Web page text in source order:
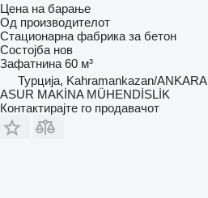
Цена на барање
Од производителот
Стационарна фабрика за бетон
Состојба нов
Зафатнина 60 м³
Турција, Kahramankazan/ANKARA
ASUR MAKİNA MÜHENDİSLİK
Контактирајте го продавачот